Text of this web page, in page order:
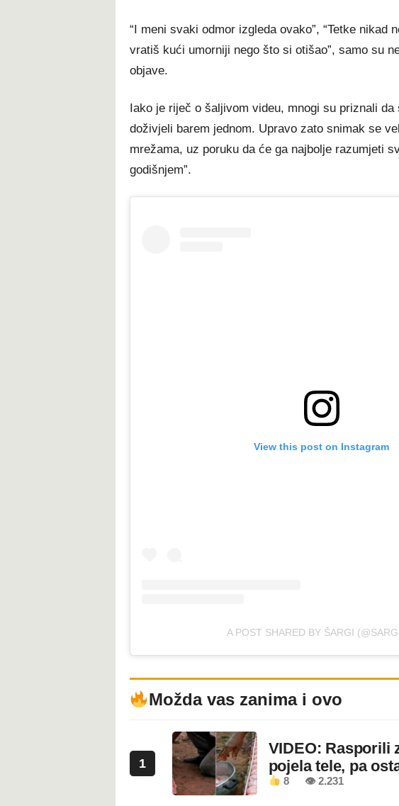
“I meni svaki odmor izgleda ovako”, “Tetke nikad
vratiš kući umorniji nego što si otišao”, samo su
objave.
Iako je riječ o šaljivom videu, mnogi su priznali
doživjeli barem jednom. Upravo zato snimak se
mrežama, uz poruku da će ga najbolje razumjeti
godišnjem”.
View this post on Instagram
A POST SHARED BY ŠARGI
Možda vas zanima i ovo
1
VIDEO: Rasporili
pojela tele, pa
8 👁 2.231